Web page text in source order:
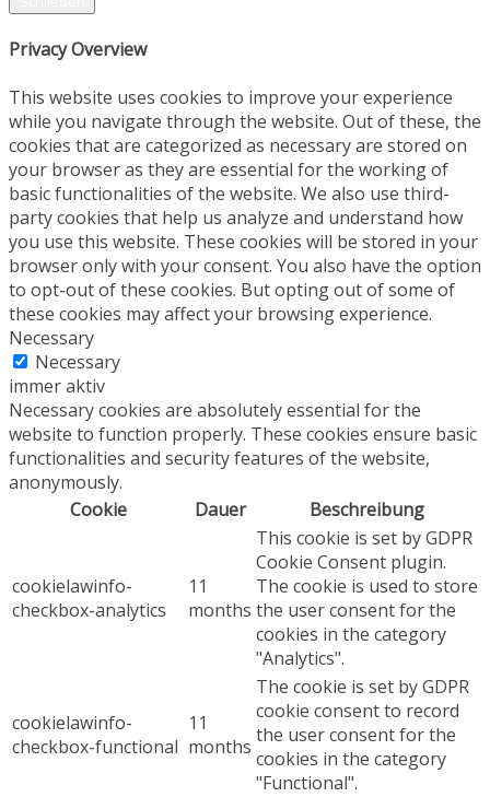
Privacy Overview
This website uses cookies to improve your experience
while you navigate through the website. Out of these, the
cookies that are categorized as necessary are stored on
your browser as they are essential for the working of
basic functionalities of the website. We also use third-
party cookies that help us analyze and understand how
you use this website. These cookies will be stored in your
browser only with your consent. You also have the option
to opt-out of these cookies. But opting out of some of
these cookies may affect your browsing experience.
Necessary
Necessary
immer aktiv
Necessary cookies are absolutely essential for the
website to function properly. These cookies ensure basic
functionalities and security features of the website,
anonymously.
Cookie
Dauer Beschreibung
cookielawinfo-
checkbox-analytics
11
months
This cookie is set by GDPR
Cookie Consent plugin.
The cookie is used to store
the user consent for the
cookies in the category
"Analytics".
cookielawinfo-
checkbox-functional
11
months
The cookie is set by GDPR
cookie consent to record
the user consent for the
cookies in the category
"Functional".